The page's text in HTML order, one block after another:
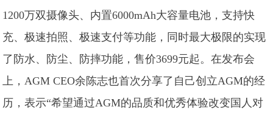
1200万双摄像头、内置6000mAh大容量电池，支持快
充、极速拍照、极速支付等功能，同时最大极限的实现
了防水、防尘、防摔功能，售价3699元起。在发布会
上，AGM CEO余陈志也首次分享了自己创立AGM的经
历，表示“希望通过AGM的品质和优秀体验改变国人对